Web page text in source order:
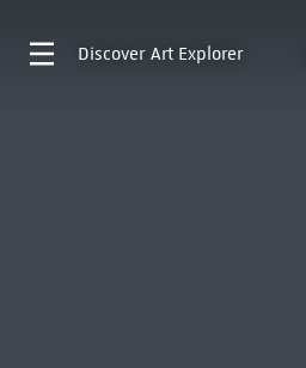
Discover Art Explorer